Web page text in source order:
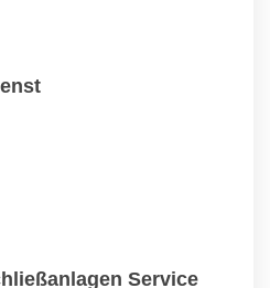
Service